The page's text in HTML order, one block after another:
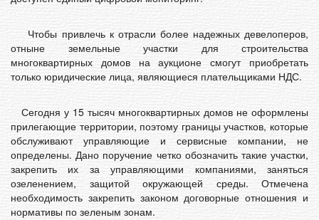
Чтобы привлечь к отрасли более надежных девелоперов,
отныне земельные участки для строительства
многоквартирных домов на аукционе смогут приобретать
только юридические лица, являющиеся плательщиками НДС.
Сегодня у 15 тысяч многоквартирных домов не оформлены
прилегающие территории, поэтому границы участков, которые
обслуживают управляющие и сервисные компании, не
определены. Дано поручение четко обозначить такие участки,
закрепить их за управляющими компаниями, заняться
озеленением, защитой окружающей среды. Отмечена
необходимость закрепить законом договорные отношения и
нормативы по зеленым зонам.